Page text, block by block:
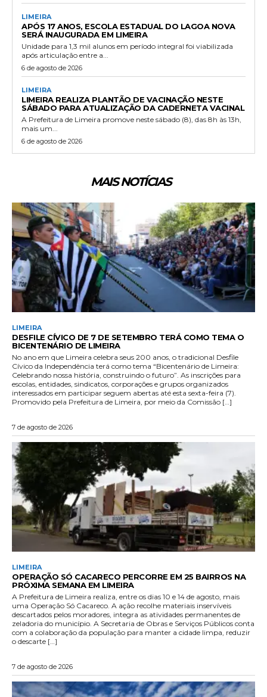
LIMEIRA
APÓS 17 ANOS, ESCOLA ESTADUAL DO LAGOA NOVA
SERÁ INAUGURADA EM LIMEIRA
Unidade para 1,3 mil alunos em período integral foi viabilizada
após articulação entre a...
6 de agosto de 2026
LIMEIRA
LIMEIRA REALIZA PLANTÃO DE VACINAÇÃO NESTE
SÁBADO PARA ATUALIZAÇÃO DA CADERNETA VACINAL
A Prefeitura de Limeira promove neste sábado (8), das 8h às 13h,
mais um...
6 de agosto de 2026
MAIS NOTÍCIAS
LIMEIRA
DESFILE CÍVICO DE 7 DE SETEMBRO TERÁ COMO TEMA O
BICENTENÁRIO DE LIMEIRA
No ano em que Limeira celebra seus 200 anos, o tradicional Desfile
Cívico da Independência terá como tema “Bicentenário de Limeira:
Celebrando nossa história, construindo o futuro”. As inscrições para
escolas, entidades, sindicatos, corporações e grupos organizados
interessados em participar seguem abertas até esta sexta-feira (7).
Promovido pela Prefeitura de Limeira, por meio da Comissão […]
7 de agosto de 2026
LIMEIRA
OPERAÇÃO SÓ CACARECO PERCORRE EM 25 BAIRROS NA
PRÓXIMA SEMANA EM LIMEIRA
A Prefeitura de Limeira realiza, entre os dias 10 e 14 de agosto, mais
uma Operação Só Cacareco. A ação recolhe materiais inservíveis
descartados pelos moradores, integra as atividades permanentes de
zeladoria do município. A Secretaria de Obras e Serviços Públicos conta
com a colaboração da população para manter a cidade limpa, reduzir
o descarte […]
7 de agosto de 2026